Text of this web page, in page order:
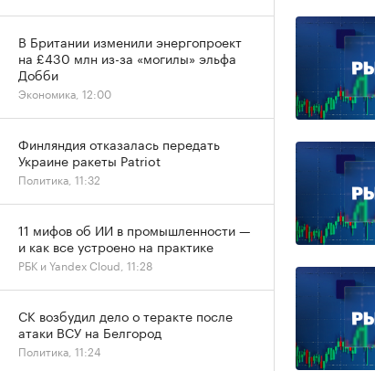
В Британии изменили энергопроект
на £430 млн из-за «могилы» эльфа
Добби
Экономика, 12:00
Финляндия отказалась передать
Украине ракеты Patriot
Политика, 11:32
11 мифов об ИИ в промышленности —
и как все устроено на практике
РБК и Yandex Cloud, 11:28
СК возбудил дело о теракте после
атаки ВСУ на Белгород
Политика, 11:24